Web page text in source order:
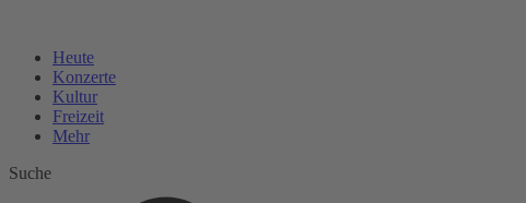
Heute
Konzerte
Kultur
Freizeit
Mehr
Suche